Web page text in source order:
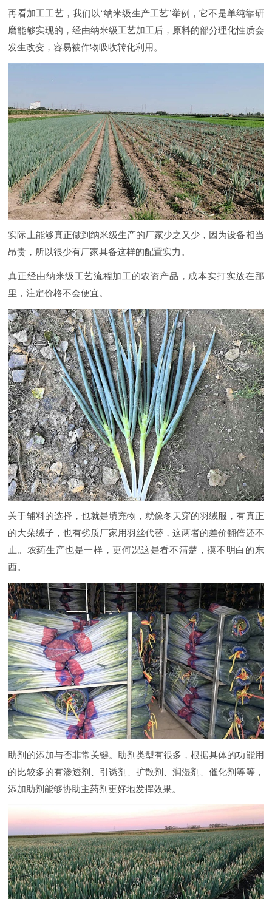
再看加工工艺，我们以“纳米级生产工艺”举例，它不是单纯靠研
磨能够实现的，经由纳米级工艺加工后，原料的部分理化性质会
发生改变，容易被作物吸收转化利用。
实际上能够真正做到纳米级生产的厂家少之又少，因为设备相当
昂贵，所以很少有厂家具备这样的配置实力。
真正经由纳米级工艺流程加工的农资产品，成本实打实放在那
里，注定价格不会便宜。
关于辅料的选择，也就是填充物，就像冬天穿的羽绒服，有真正
的大朵绒子，也有劣质厂家用羽丝代替，这两者的差价翻倍还不
止。农药生产也是一样，更何况这是看不清楚，摸不明白的东
西。
助剂的添加与否非常关键。助剂类型有很多，根据具体的功能用
的比较多的有渗透剂、引诱剂、扩散剂、润湿剂、催化剂等等，
添加助剂能够协助主药剂更好地发挥效果。